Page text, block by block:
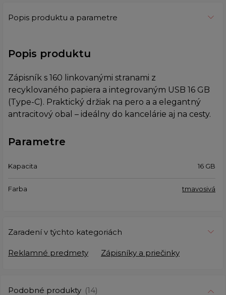
Popis produktu a parametre
Popis produktu
Zápisník s 160 linkovanými stranami z
recyklovaného papiera a integrovaným USB 16 GB
(Type-C). Praktický držiak na pero a a elegantný
antracitový obal – ideálny do kancelárie aj na cesty.
Parametre
Kapacita 16 GB
Farba tmavosivá
Zaradení v týchto kategoriách
Reklamné predmety Zápisníky a priečinky
Podobné produkty (14)